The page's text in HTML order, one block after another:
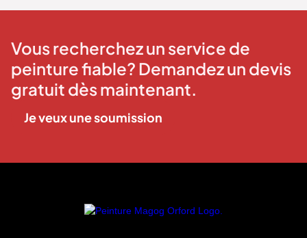
Vous recherchez un service de
peinture fiable? Demandez un devis
gratuit dès maintenant.
Je veux une soumission